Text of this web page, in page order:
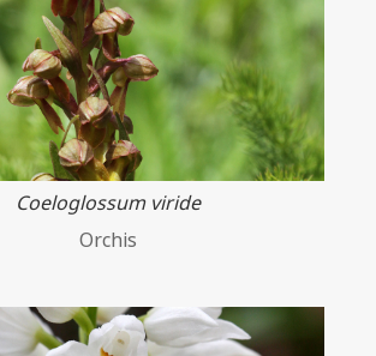
Coeloglossum viride
Orchis